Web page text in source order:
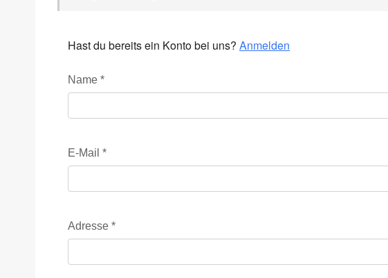
Hast du bereits ein Konto bei uns? Anmelden
Name *
E-Mail *
Adresse *